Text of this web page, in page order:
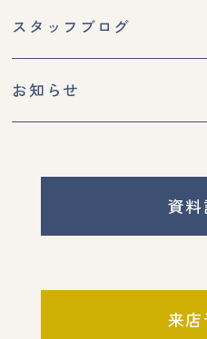
スタッフブログ
お知らせ
資
来